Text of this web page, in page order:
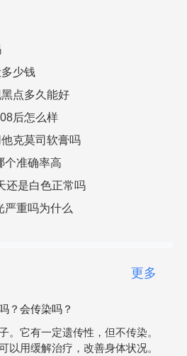
少钱
点多久能好
后怎么样
克莫司软膏吗
个准确率高
还是白色正常吗
严重吗为什么
更多
？会传染吗？
。它有一定遗传性，但不传染。
以用缓解治疗，改善身体状况。